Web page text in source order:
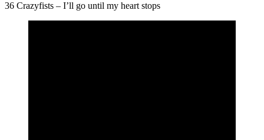
36 Crazyfists – I’ll go until my heart stops